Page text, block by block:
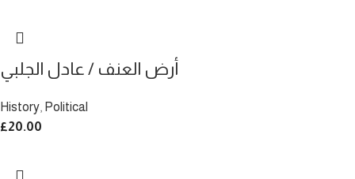
أرض العنف / عادل الجلبي
History Political
£20.00